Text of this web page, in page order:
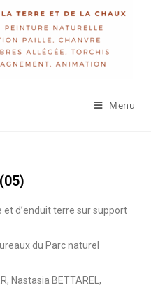
Menu
et d’enduit terre sur support
du Parc naturel
Nastasia BETTAREL,